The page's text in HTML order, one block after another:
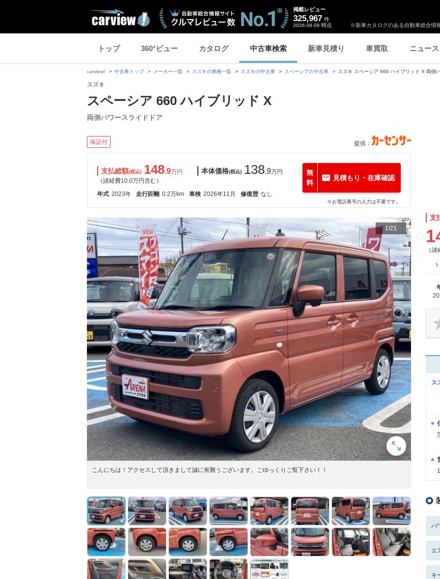
※新車カタログのある自動車総合情
掲載レビュー
325,967 件
2026.08.09 時点
トップ 360°ビュー カタログ 中古車検索 新車見積り 車買取 ニュース
carview! 中古車トップ メーカー一覧 スズキの車種一覧 スズキの中古車 スペーシアの中古車 スズキ スペーシア 660 ハイブリッド X 両側
スズキ
スペーシア 660 ハイブリッド X
両側パワースライドドア
保証付 提供：
支払総額(税込) 148.9万円
（諸経費10.0万円含む）
本体価格(税込) 138.9万円
年式 2023年 走行距離 0.2万km 車検 2026年11月 修復歴 なし
無
料
見積もり・在庫確認
※お電話番号の入力は不要です。
1/21
こんにちは！アクセスして頂きまして誠に有難うございます。ごゆっくりご覧下さい！！
支
（
ス
パ
エ
キ